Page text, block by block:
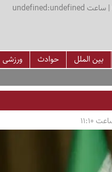
بین الملل حوادث ورزشی